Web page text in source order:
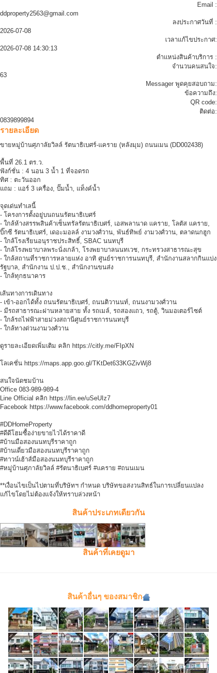
Email :
ddproperty2563@gmail.com
ลงประกาศวันที่ :
2026-07-08
เวลาแก้ไขประกาศ:
2026-07-08 14:30:13
ตำแหน่งสินค้าบริการ :
จำนวนคนสนใจ:
63
Messager พูดคุยสอบถาม:
ข้อความถึง:
QR code:
ติดต่อ:
0839899894
รายละเอียด
ขายหมู่บ้านศุภาลัยวิลล์ รัตนาธิเบศร์-แคราย (หลังมุม) ถนนเมน (DD002438)
พื้นที่ 26.1 ตร.ว.
ฟังก์ชั่น : 4 นอน 3 น้ำ 1 ที่จอดรถ
ทิศ : ตะวันออก
แถม : แอร์ 3 เครื่อง, ปั๊มน้ำ, แท็งค์น้ำ
จุดเด่นทำเลนี้
- โครงการตั้งอยู่บนถนนรัตนาธิเบศร์
- ใกล้ห้างสรรพสินค้าเซ็นทรัลรัตนาธิเบศร์, เอสพลานาด แคราย, โลตัส แคราย,
บิ๊กซี รัตนาธิเบศร์, เดอะมอลล์ งามวงศ์วาน, พันธ์ทิพย์ งามวงศ์วาน, ตลาดนกฮูก
- ใกล้โรงเรียนอนุราชประสิทธิ์, SBAC นนทบุรี
- ใกล้โรงพยาบาลพระนั่งเกล้า, โรงพยาบาลนนทเวช, กระทรวงสาธารณะสุข
- ใกล้สถานที่ราชการหลายแห่ง อาทิ ศูนย์ราชการนนทบุรี, สำนักงานสลากกินแบ่ง
รัฐบาล, สำนักงาน ป.ป.ช., สำนักงานขนส่ง
- ใกล้ทุกธนาคาร
เส้นทางการเดินทาง
- เข้า-ออกได้ทั้ง ถนนรัตนาธิเบศร์, ถนนติวานนท์, ถนนงามวงศ์วาน
- มีรถสาธารณะผ่านหลายสาย ทั้ง รถเมล์, รถสองแถว, รถตู้, วินมอเตอร์ไซต์
- ใกล้รถไฟฟ้าสายม่วงสถานีศูนย์ราชการนนทบุรี
- ใกล้ทางด่วนงามวงศ์วาน
ดูรายละเอียดเพิ่มเติม คลิก https://citly.me/FIpXN
โลเคชั่น https://maps.app.goo.gl/TKtDet633KGZivWj8
สนใจนัดชมบ้าน
Office 083-989-989-4
Line Official คลิก https://lin.ee/uSeUIz7
Facebook https://www.facebook.com/ddhomeproperty01
#DDHomeProperty
#ดีดีโฮมซื้อง่ายขายไวได้ราคาดี
#บ้านมือสองนนทบุรีราคาถูก
#บ้านเดี่ยวมือสองนนทบุรีราคาถูก
#ทาวน์เฮ้าส์มือสองนนทบุรีราคาถูก
#หมู่บ้านศุภาลัยวิลล์ #รัตนาธิเบศร์ #แคราย #ถนนเมน
**เงื่อนไขเป็นไปตามที่บริษัทฯ กำหนด บริษัทขอสงวนสิทธ์ในการเปลี่ยนแปลง
แก้ไขโดยไม่ต้องแจ้งให้ทราบล่วงหน้า
สินค้าประเภทเดียวกัน
สินค้าที่เคยดูมา
สินค้าอื่นๆ ของสมาชิก